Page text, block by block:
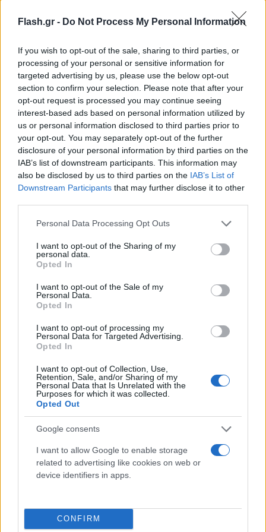
Flash.gr - Do Not Process My Personal Information
If you wish to opt-out of the sale, sharing to third parties, or
processing of your personal or sensitive information for
targeted advertising by us, please use the below opt-out
section to confirm your selection. Please note that after your
opt-out request is processed you may continue seeing
interest-based ads based on personal information utilized by
us or personal information disclosed to third parties prior to
your opt-out. You may separately opt-out of the further
disclosure of your personal information by third parties on the
IAB’s list of downstream participants. This information may
also be disclosed by us to third parties on the IAB’s List of
Downstream Participants that may further disclose it to other
Please note that this website/app uses one or more Google
not limited to your visit or usage behaviour. You may click to
grant or deny consent to Google and its third-party tags to
use your data for below specified purposes in below Google
consent section.
Personal Data Processing Opt Outs
I want to opt-out of the Sharing of my
personal data.
Opted In
I want to opt-out of the Sale of my
Personal Data.
Opted In
I want to opt-out of processing my
Personal Data for Targeted Advertising.
Opted In
I want to opt-out of Collection, Use,
Retention, Sale, and/or Sharing of my
Personal Data that Is Unrelated with the
Purposes for which it was collected.
Opted Out
Google consents
I want to allow Google to enable storage
related to advertising like cookies on web or
device identifiers in apps.
CONFIRM
Και συμπλήρωσε: «Οι λογαριασμοί στην μαμά του,
μόνοι που έβαζε λεφτά. Και αυτό που λέει τώρα
είναι ότι “δεν ήταν και ανήλικοι όσοι έβαζαν
χρήματα, ας μην έβαζαν”. Πάει τώρα να μοιράσει
την ευθύνη και αυτό γιατί ξέρει καλά να χειρίζεται
την ψυχολογία του πλήθους. Έχουν γίνει πολλές
δουλειές εκεί μέσα που δεν πρόκειται να βγάλει
ούτε η ΑΑΔΕ άκρη. Έχει βγάλει κάρτες σε αστέγους,
σε χρήστες που αυτή τη στιγμή μπορεί να είναι και
νεκροί. Τα προηγούμενα χρόνια ο Κωνσταντίνος
γλέντησε», δήλωσε η πρώην εθελόντρια της
Κοινωνικής Κουζίνας.
«Δεν μας νοιάζει το ελάττωμα του Κώστα
Πολυχρονόπουλου. Μας νοιάζει ότι το ήξεραν όλοι
παίζει καλό θέατρο, είναι η δουλειά του να σε
κοροϊδεύει. Τώρα ο κόσμος δεν θα βοηθήσει ποτέ
εμάς τους υπόλοιπους, αυτό μας πονάει. Τα
χρήματα που έπαιρνε ο Κώστας δεν τα έχει δει